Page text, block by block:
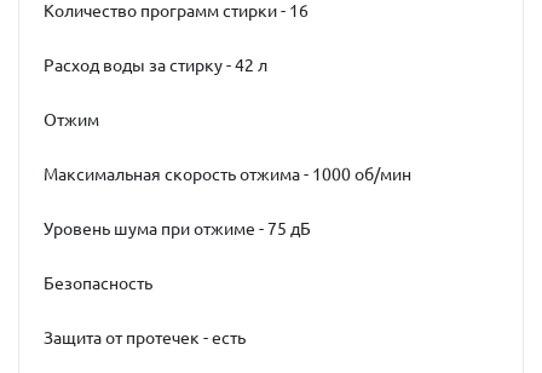
Количество программ стирки - 16
Расход воды за стирку - 42 л
Отжим
Максимальная скорость отжима - 1000 об/мин
Уровень шума при отжиме - 75 дБ
Безопасность
Защита от протечек - есть